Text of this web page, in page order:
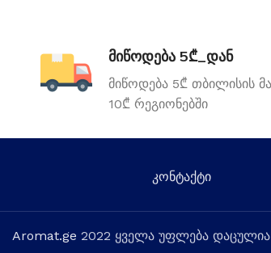
მიწოდება 5₾_დან
მიწოდება 5₾ თბილისის
10₾ რეგიონებში
კონტაქტი
Aromat.ge 2022 ყველა უფლება დაცულია